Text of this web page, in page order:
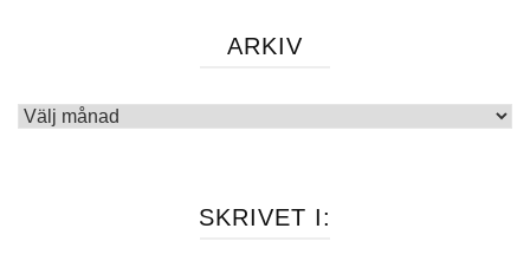
ARKIV
Arkiv
SKRIVET I: